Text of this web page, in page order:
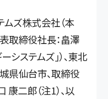
ズ株式会社（本
取締役社長：畠澤
システムズ」）、東北
県仙台市、取締役
二郎（注1）、以